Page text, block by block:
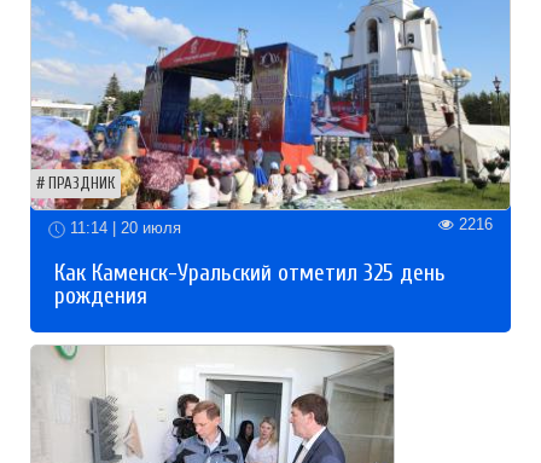
ПРАЗДНИК
11:14 | 20 июля 2216
Как Каменск-Уральский отметил 325 день
рождения